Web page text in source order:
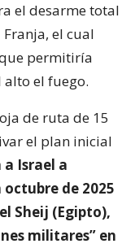
el desarme total
el cual
permitiría
alto el fuego.
de ruta de 15
el plan inicial
Israel a
de 2025
Sheij (Egipto),
militares” en